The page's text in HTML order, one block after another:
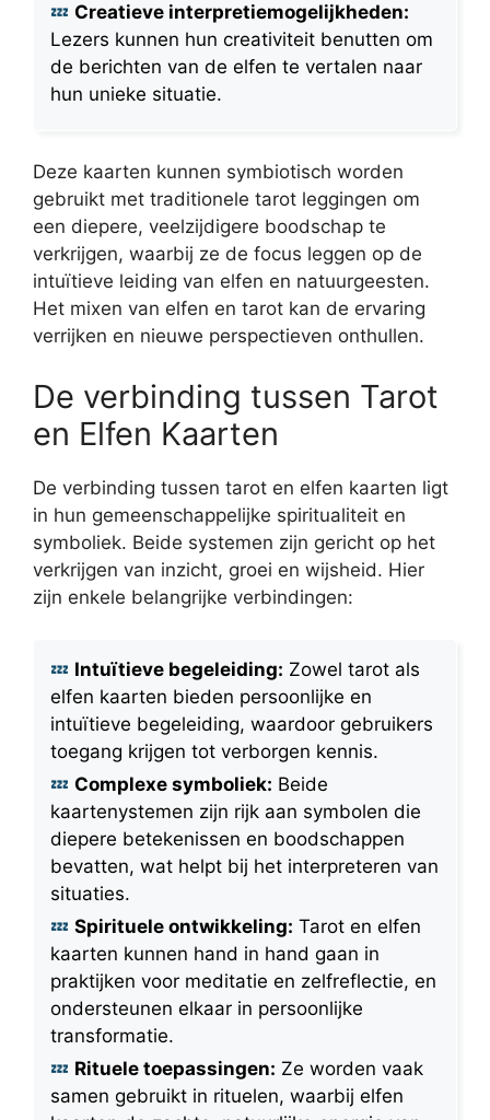
Creatieve interpretiemogelijkheden:
Lezers kunnen hun creativiteit benutten om
de berichten van de elfen te vertalen naar
hun unieke situatie.
Deze kaarten kunnen symbiotisch worden
gebruikt met traditionele tarot leggingen om
een ​​diepere, veelzijdigere boodschap te
verkrijgen, waarbij ze de focus leggen op de
intuïtieve leiding van elfen en natuurgeesten.
Het mixen van elfen en tarot kan de ervaring
verrijken en nieuwe perspectieven onthullen.
De verbinding tussen Tarot
en Elfen Kaarten
De verbinding tussen tarot en elfen kaarten ligt
in hun gemeenschappelijke spiritualiteit en
symboliek. Beide systemen zijn gericht op het
verkrijgen van inzicht, groei en wijsheid. Hier
zijn enkele belangrijke verbindingen:
Intuïtieve begeleiding: Zowel tarot als
elfen kaarten bieden persoonlijke en
intuïtieve begeleiding, waardoor gebruikers
toegang krijgen tot verborgen kennis.
Complexe symboliek: Beide
kaartenystemen zijn rijk aan symbolen die
diepere betekenissen en boodschappen
bevatten, wat helpt bij het interpreteren van
situaties.
Spirituele ontwikkeling: Tarot en elfen
kaarten kunnen hand in hand gaan in
praktijken voor meditatie en zelfreflectie, en
ondersteunen elkaar in persoonlijke
transformatie.
Rituele toepassingen: Ze worden vaak
samen gebruikt in rituelen, waarbij elfen